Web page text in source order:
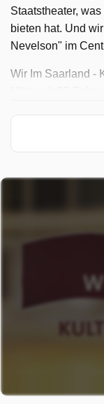
Staatstheater,
bieten hat. Und
Nevelson" im
Wir Im Saarland -